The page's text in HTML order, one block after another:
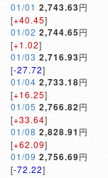
01/01 2,743.63円
[+40.45]
01/02 2,744.65円
[+1.02]
01/03 2,716.93円
[-27.72]
01/04 2,733.18円
[+16.25]
01/05 2,766.82円
[+33.64]
01/08 2,828.91 円
[+62.09]
01/09 2,756.69円
[-72.22]